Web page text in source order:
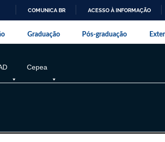
PARA
O
CONTEÚDO
COMUNICA BR ACESSO À INFORMAÇÃO
Federal Rural do Rio de
Graduação Pós-graduação
Cepea